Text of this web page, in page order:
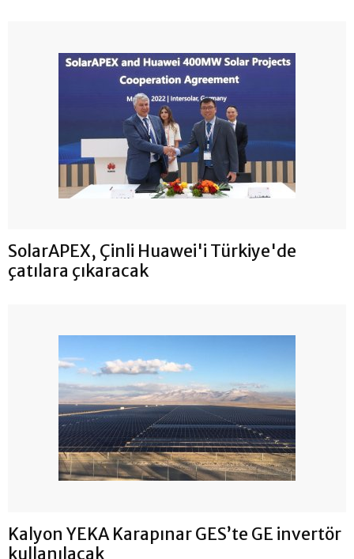
SolarAPEX, Çinli Huawei'i Türkiye'de
çatılara çıkaracak
Kalyon YEKA Karapınar GES’te GE invertör
kullanılacak